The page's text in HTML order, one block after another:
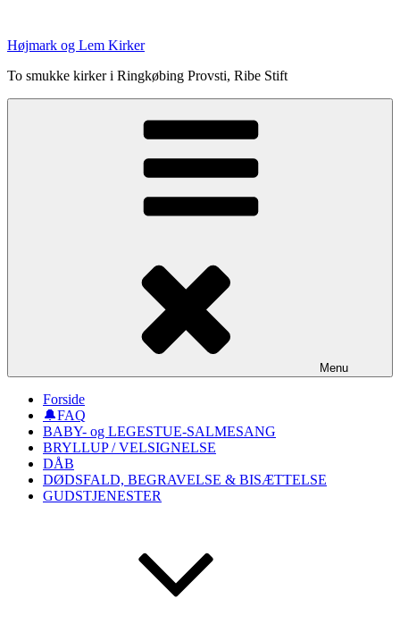
indhold
Højmark og Lem Kirker
To smukke kirker i Ringkøbing Provsti, Ribe Stift
Menu
Forside
🔔FAQ
BABY- og LEGESTUE-SALMESANG
BRYLLUP / VELSIGNELSE
DÅB
DØDSFALD, BEGRAVELSE & BISÆTTELSE
GUDSTJENESTER